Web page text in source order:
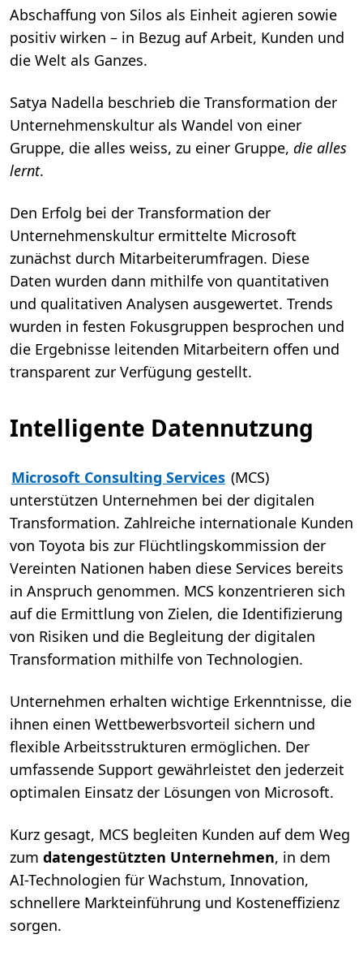
Abschaffung von Silos als Einheit agieren sowie
positiv wirken – in Bezug auf Arbeit, Kunden und
die Welt als Ganzes.
Satya Nadella beschrieb die Transformation der
Unternehmenskultur als Wandel von einer
Gruppe, die alles weiss, zu einer Gruppe, die alles
lernt.
Den Erfolg bei der Transformation der
Unternehmenskultur ermittelte Microsoft
zunächst durch Mitarbeiterumfragen. Diese
Daten wurden dann mithilfe von quantitativen
und qualitativen Analysen ausgewertet. Trends
wurden in festen Fokusgruppen besprochen und
die Ergebnisse leitenden Mitarbeitern offen und
transparent zur Verfügung gestellt.
Intelligente Datennutzung
Microsoft Consulting Services (MCS)
unterstützen Unternehmen bei der digitalen
Transformation. Zahlreiche internationale Kunden
von Toyota bis zur Flüchtlingskommission der
Vereinten Nationen haben diese Services bereits
in Anspruch genommen. MCS konzentrieren sich
auf die Ermittlung von Zielen, die Identifizierung
von Risiken und die Begleitung der digitalen
Transformation mithilfe von Technologien.
Unternehmen erhalten wichtige Erkenntnisse, die
ihnen einen Wettbewerbsvorteil sichern und
flexible Arbeitsstrukturen ermöglichen. Der
umfassende Support gewährleistet den jederzeit
optimalen Einsatz der Lösungen von Microsoft.
Kurz gesagt, MCS begleiten Kunden auf dem Weg
zum datengestützten Unternehmen, in dem
AI-Technologien für Wachstum, Innovation,
schnellere Markteinführung und Kosteneffizienz
sorgen.